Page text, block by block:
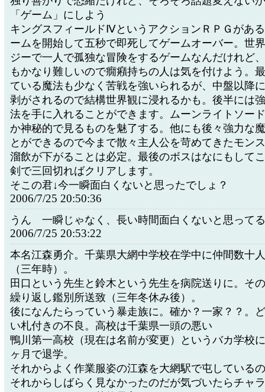
「ゲーム」にしよう
キングスフィールドⅣというアクションＲＰＧがあ
ームを開始して五秒で即死してゲームオーバー。世
ジーで一人で孤独な冒険をするゲームなんだけれど
もかなり難しいので癇癪持ちの人は気を付けよう。
ている魔法も少なく苦戦を強いられるが、中盤以降
剥がされるので結構世界観に浸れるかも。後半には
法を手に入れることができます。ムーンライトソー
か神秘的で見るものを魅了する。他にも後々強力な
とができるので今まで散々主人公を苛めてきたモン
溜飲が下がることは必定。最後のボスはなにもして
剣で三回切ればクリアします。
そこの君↓今一瞬面白くないと思ったでしょ？
2006/7/25 20:50:36
うん 一瞬じゃなく、長い時間面白くないと思ってる
2006/7/25 20:53:22
本名江森勇介。千葉県大網中学校在学中に仲間数十
（三年時）。
田口という先生と鈴木という先生を病院送りに。そ
繰り返し鑑別所送致（三年冬休み後）。
後になんたらっていう暴走族に。確か？一家？？。
い札付きの不良。高校は千葉県一頭の悪い
鴨川第一高校（現在は名前が変更）というバカ学校
ヶ月で退学。
それからよく作業服姿の江森を大網駅で屯している
それからしばらく見なかったのだが気づいたらチャ